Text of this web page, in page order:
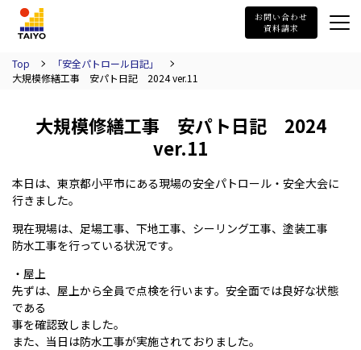
お問い合わせ
資料請求
Top
「安全パトロール日記」
大規模修繕工事 安パト日記 2024 ver.11
大規模修繕工事 安パト日記 2024
ver.11
本日は、東京都小平市にある現場の安全パトロール・安全大会に
行きました。
現在現場は、足場工事、下地工事、シーリング工事、塗装工事
防水工事を行っている状況です。
・屋上
先ずは、屋上から全員で点検を行います。安全面では良好な状態
である
事を確認致しました。
また、当日は防水工事が実施されておりました。